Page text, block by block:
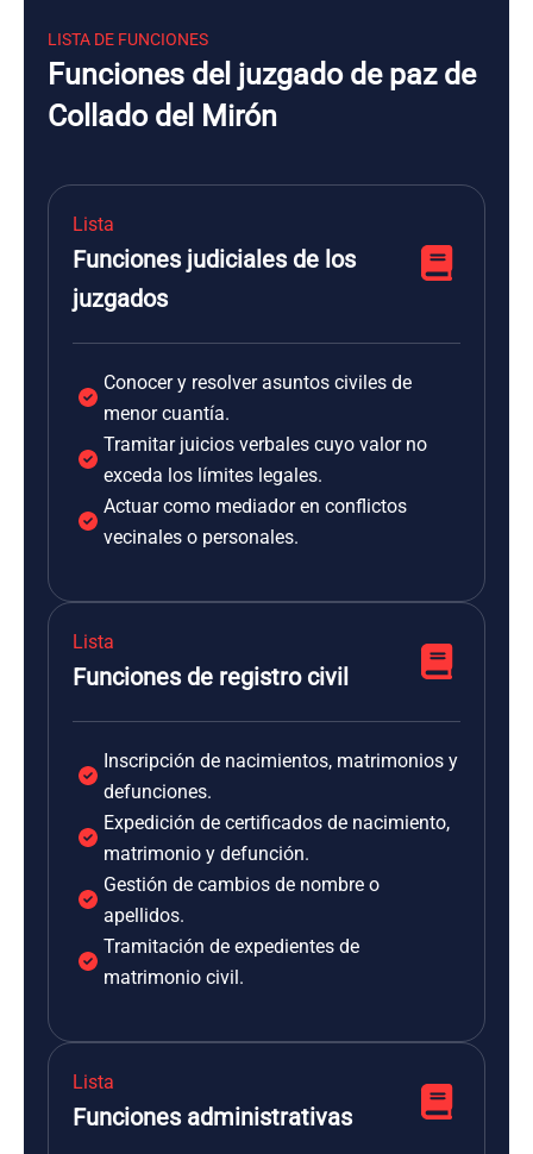
LISTA DE FUNCIONES
Funciones del juzgado de paz de
Collado del Mirón
Lista
Funciones judiciales de los
juzgados
Conocer y resolver asuntos civiles de
menor cuantía.
Tramitar juicios verbales cuyo valor no
exceda los límites legales.
Actuar como mediador en conflictos
vecinales o personales.
Lista
Funciones de registro civil
Inscripción de nacimientos, matrimonios y
defunciones.
Expedición de certificados de nacimiento,
matrimonio y defunción.
Gestión de cambios de nombre o
apellidos.
Tramitación de expedientes de
matrimonio civil.
Lista
Funciones administrativas